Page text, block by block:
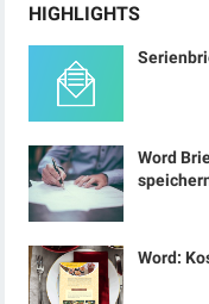
HIGHLIGHTS
Word
Word: